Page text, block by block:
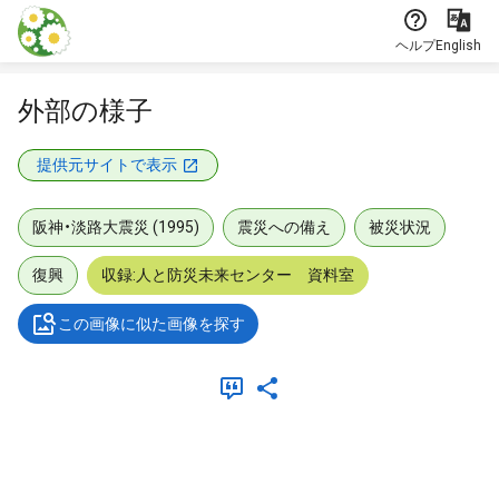
本文に飛ぶ
ヘルプEnglish
外部の様子
提供元サイトで表示
阪神・淡路大震災 (1995) 震災への備え 被災状況
復興 収録:人と防災未来センター 資料室
この画像に似た画像を探す